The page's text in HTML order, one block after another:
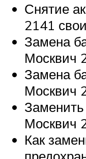
Снятие
2141
Замена
Москвич
Замена
Москвич
Заменить
Москвич
Как